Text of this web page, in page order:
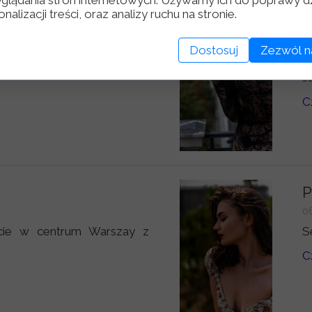
w centrum Warszay z
treści, oraz analizy ruchu na stronie.
Dostosuj Zezwól